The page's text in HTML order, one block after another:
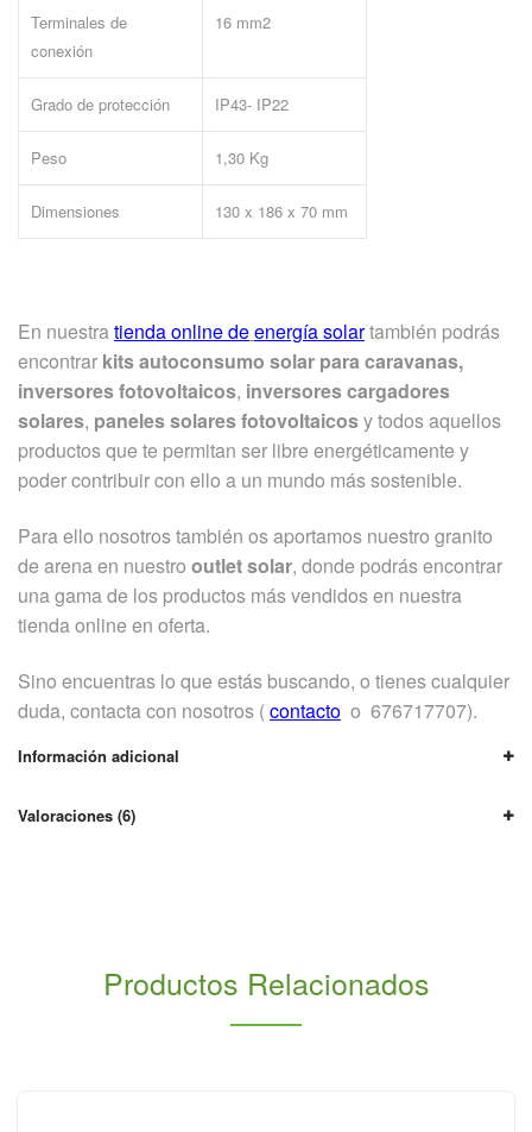
Terminales de
conexión
16 mm2
Grado de protección IP43- IP22
Peso 1,30 Kg
Dimensiones 130 x 186 x 70 mm
En nuestratienda online deenergía solartambién podrás
encontrar kits autoconsumo solar para caravanas,
inversores fotovoltaicos, inversores cargadores
solares, paneles solares fotovoltaicosy todos aquellos
productos que te permitan ser libre energéticamente y
poder contribuir con ello a un mundo más sostenible.
Para ello nosotros también os aportamos nuestro granito
de arena en nuestro outlet solar, donde podrás encontrar
una gama de los productos más vendidos en nuestra
tienda online en oferta.
Sino encuentras lo que estás buscando, o tienes cualquier
duda, contacta con nosotros (contacto o 676717707).
Información adicional
Valoraciones (6)
Productos Relacionados